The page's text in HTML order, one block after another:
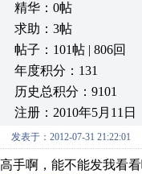
精华：0帖
求助：3帖
帖子：101帖 | 806回
年度积分：131
历史总积分：9101
注册：2010年5月11日
发表于：2012-07-31 21:22:01
高手啊，能不能发我看